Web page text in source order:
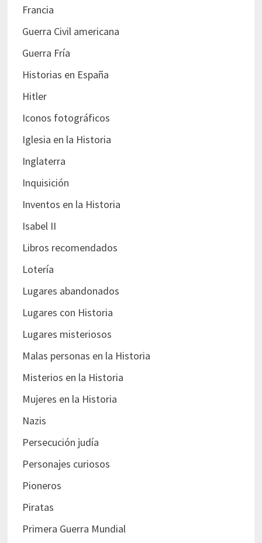
Francia
Guerra Civil americana
Guerra Fría
Historias en España
Hitler
Iconos fotográficos
Iglesia en la Historia
Inglaterra
Inquisición
Inventos en la Historia
Isabel II
Libros recomendados
Lotería
Lugares abandonados
Lugares con Historia
Lugares misteriosos
Malas personas en la Historia
Misterios en la Historia
Mujeres en la Historia
Nazis
Persecución judía
Personajes curiosos
Pioneros
Piratas
Primera Guerra Mundial